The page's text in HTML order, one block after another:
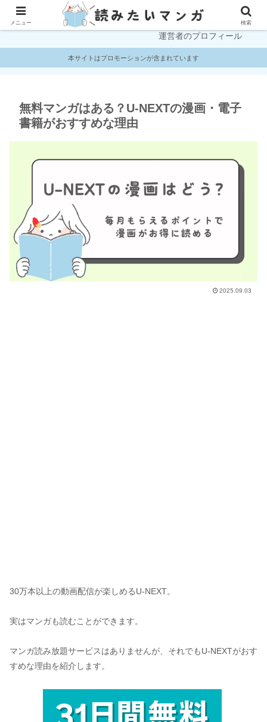
プライバシーポリシー お問い合わせ
運営者のプロフィール
本サイトはプロモーションが含まれています
無料マンガはある？U-NEXTの漫画・電子
書籍がおすすめな理由
2025.09.03
30万本以上の動画配信が楽しめるU-NEXT。
実はマンガも読むことができます。
マンガ読み放題サービスはありませんが、それでもU-NEXTがおす
すめな理由を紹介します。
メニュー 検索